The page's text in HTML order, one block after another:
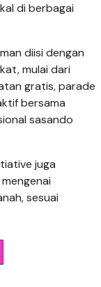
di berbagai
diisi dengan
mulai dari
gratis, parade
bersama
sasando
juga
sesuai